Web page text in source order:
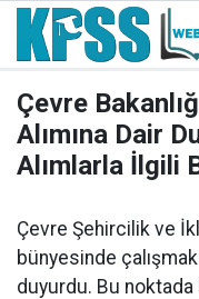
Çevre
Alımına Dair
Alımlarla İlgili
Çevre Şehircilik ve
bünyesinde
duyurdu. Bu noktada